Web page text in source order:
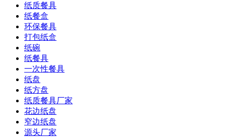
纸质餐具
纸餐盒
环保餐具
打包纸盒
纸碗
纸餐具
一次性餐具
纸盘
纸方盘
纸质餐具厂家
花边纸盘
窄边纸盘
源头厂家